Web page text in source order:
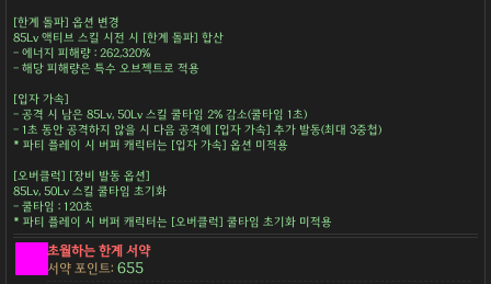
[한계 돌파] 옵션 변경
85Lv 액티브 스킬 시전 시 [한계 돌파] 합산
- 에너지 피해량 : 262,320%
- 해당 피해량은 특수 오브젝트로 적용
[입자 가속]
- 공격 시 남은 85Lv, 50Lv 스킬 쿨타임 2% 감소(쿨타임 1초)
- 1초 동안 공격하지 않을 시 다음 공격에 [입자 가속] 추가 발동(최대 3중첩)
* 파티 플레이 시 버퍼 캐릭터는 [입자 가속] 옵션 미적용
[오버클럭] [장비 발동 옵션]
85Lv, 50Lv 스킬 쿨타임 초기화
- 쿨타임 : 120초
* 파티 플레이 시 버퍼 캐릭터는 [오버클럭] 쿨타임 초기화 미적용
초월하는 한계 서약
서약 포인트:655